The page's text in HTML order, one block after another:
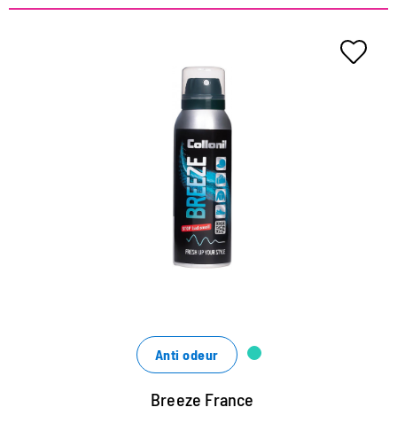
Spray anti-odeur
Pour les vêtements, les chaussures, les sacs de sport
et les meubles rembourrés
Supprime les odeurs désagréables en permanence
Renforce fortement les causes des mauvaises
Anti odeur
Breeze France